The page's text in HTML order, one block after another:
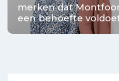
merken dat
een behoefte